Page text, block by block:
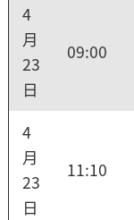
4
月
23
日
09:00
4
月
23
日
11:10